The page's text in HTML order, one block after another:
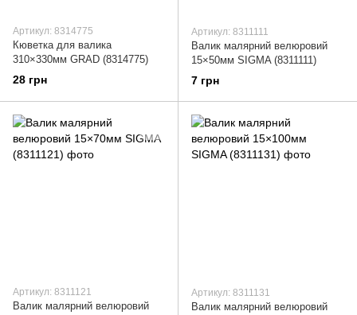
Артикул: 8314775
Кюветка для валика
310×330мм GRAD (8314775)
28 грн
Артикул: 8311111
Валик малярний велюровий
15×50мм SIGMA (8311111)
7 грн
Артикул: 8311121
Валик малярний велюровий
Артикул: 8311131
Валик малярний велюровий